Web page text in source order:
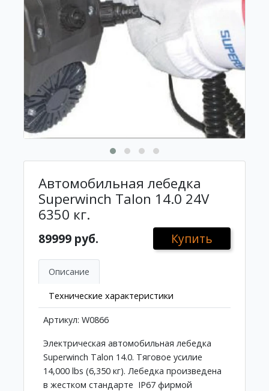
Автомобильная лебедка
Superwinch Talon 14.0 24V
6350 кг.
89999 руб. Купить
Описание
Технические характеристики
Артикул: W0866
Электрическая автомобильная лебедка
Superwinch Talon 14.0. Тяговое усилие
14,000 lbs (6,350 кг). Лебедка произведена
в жестком стандарте IP67 фирмой